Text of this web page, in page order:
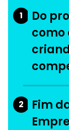
1
Do
como
2
Fim